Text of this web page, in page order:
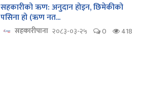
सहकारीको ऋण: अनुदान होइन, छिमेकीको
पसिना हो (ऋण नत...
सहकारीपाना २०८३-०३-२५ 0 418